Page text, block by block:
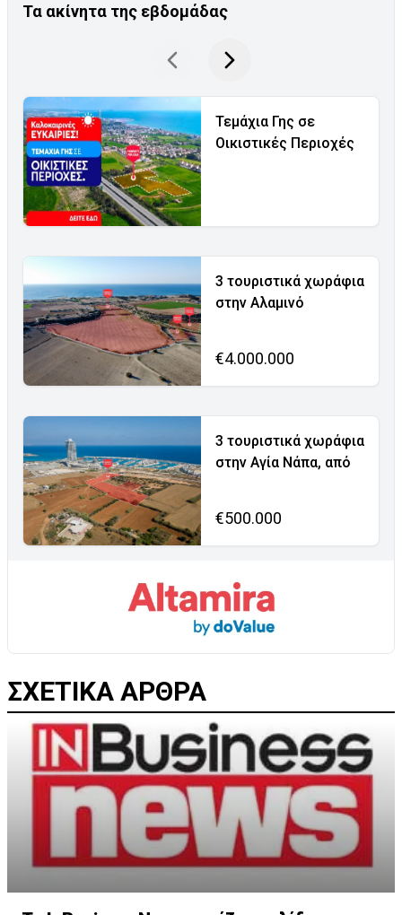
Τα ακίνητα της εβδομάδας
Τεμάχια Γης σε
Οικιστικές Περιοχές
3 τουριστικά χωράφια
στην Αλαμινό
€4.000.000
3 τουριστικά χωράφια
στην Αγία Νάπα, από
€500.000
ΣΧΕΤΙΚΑ ΑΡΘΡΑ